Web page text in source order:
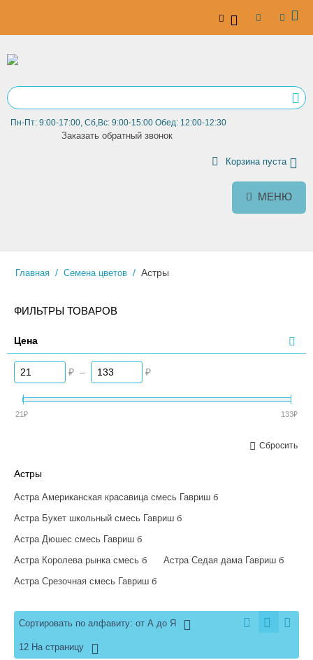
Пн-Пт: 9:00-17:00, Сб,Вс: 9:00-15:00 Обед: 12:00-12:30
Заказать обратный звонок
Корзина пуста
МЕНЮ
Главная / Семена цветов / Астры
ФИЛЬТРЫ ТОВАРОВ
Цена
₽ – ₽
21₽ 133₽
Сбросить
Астры
Астра Американская красавица смесь Гавриш б
Астра Букет школьный смесь Гавриш б
Астра Дюшес смесь Гавриш б
Астра Королева рынка смесь б
Астра Седая дама Гавриш б
Астра Срезочная смесь Гавриш б
Сортировать по алфавиту: от А до Я
12 На страницу